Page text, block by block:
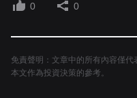
0 0
免責聲明：文章中的所有內容僅
本文作為投資決策的參考。